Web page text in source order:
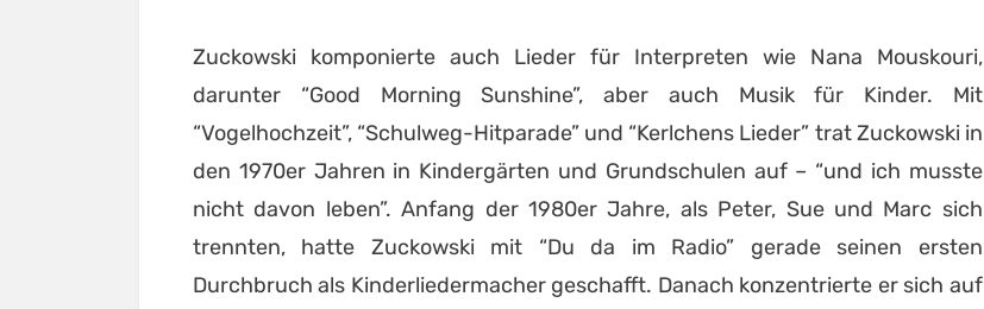
Zuckowski komponierte auch Lieder für Interpreten wie Nana Mouskouri,
darunter “Good Morning Sunshine”, aber auch Musik für Kinder. Mit
“Vogelhochzeit”, “Schulweg-Hitparade” und “Kerlchens Lieder” trat Zuckowski in
den 1970er Jahren in Kindergärten und Grundschulen auf – “und ich musste
nicht davon leben”. Anfang der 1980er Jahre, als Peter, Sue und Marc sich
trennten, hatte Zuckowski mit “Du da im Radio” gerade seinen ersten
Durchbruch als Kinderliedermacher geschafft. Danach konzentrierte er sich auf